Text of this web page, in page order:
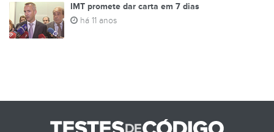
IMT promete dar carta em 7 dias
há 11 anos